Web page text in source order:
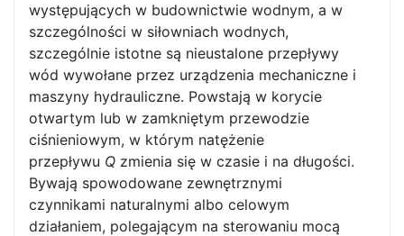
występujących w budownictwie wodnym, a w
szczególności w siłowniach wodnych,
szczególnie istotne są nieustalone prze­pływy
wód wywołane przez urządzenia mechaniczne i
maszyny hydrauliczne. Powstają w korycie
otwartym lub w zamkniętym przewodzie
ciśnieniowym, w którym natężenie
przepływu Q zmienia się w czasie i na długości.
Bywają spowodowane zewnętrznymi
czynnikami naturalnymi albo celowym
działaniem, polegającym na sterowaniu mocą